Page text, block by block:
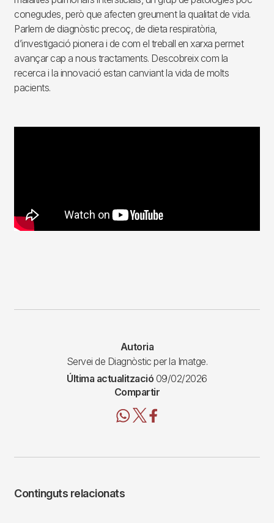
conegudes, però que afecten greument la qualitat de vida.
Parlem de diagnòstic precoç, de dieta respiratòria,
d’investigació pionera i de com el treball en xarxa permet
avançar cap a nous tractaments. Descobreix com la
recerca i la innovació estan canviant la vida de molts
pacients.
Autoria
Servei de Diagnòstic per la Imatge.
Última actualització 09/02/2026
Compartir
Continguts relacionats